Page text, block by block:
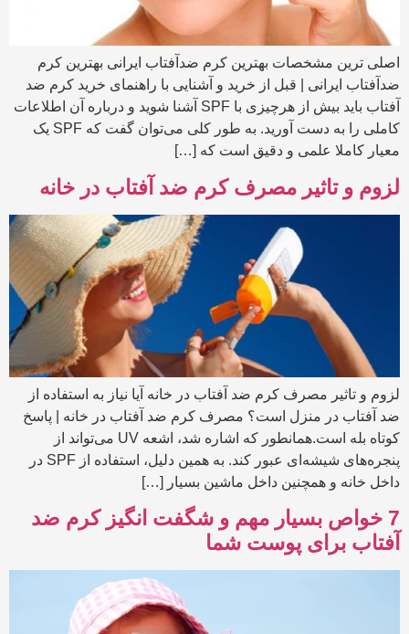
اصلی ترین مشخصات بهترین کرم ضدآفتاب ایرانی بهترین کرم
ضدآفتاب ایرانی | قبل از خرید و آشنایی با راهنمای خرید کرم ضد
آفتاب باید بیش از هرچیزی با SPF آشنا شوید و درباره آن اطلاعات
کاملی را به دست آورید. به طور کلی می‌توان گفت که SPF یک
معیار کاملا علمی و دقیق است که […]
لزوم و تاثیر مصرف کرم ضد آفتاب در خانه
لزوم و تاثیر مصرف کرم ضد آفتاب در خانه آیا نیاز به استفاده از
ضد آفتاب در منزل است؟ مصرف کرم ضد آفتاب در خانه | پاسخ
کوتاه بله است.همانطور که اشاره شد، اشعه UV می‌تواند از
پنجره‌های شیشه‌ای عبور کند. به همین دلیل، استفاده از SPF در
داخل خانه و همچنین داخل ماشین بسیار […]
7 خواص بسیار مهم و شگفت انگیز کرم ضد
آفتاب برای پوست شما